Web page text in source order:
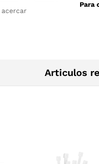
Para
Articulos